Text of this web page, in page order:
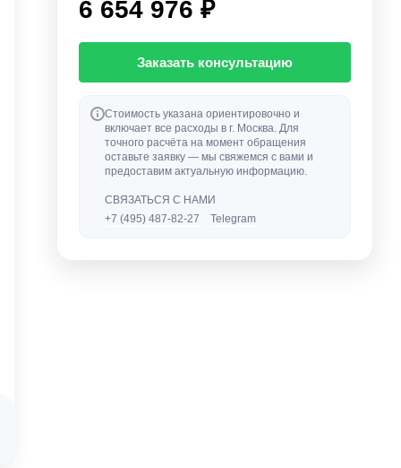
6 654 976 ₽
Заказать консультацию
Стоимость указана ориентировочно и
включает все расходы в г. Москва. Для
точного расчёта на момент обращения
оставьте заявку — мы свяжемся с вами и
предоставим актуальную информацию.
СВЯЗАТЬСЯ С НАМИ
+7 (495) 487-82-27
Telegram